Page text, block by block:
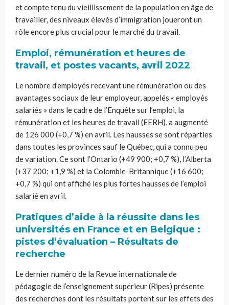
et compte tenu du vieillissement de la population en âge de
travailler, des niveaux élevés d’immigration joueront un
rôle encore plus crucial pour le marché du travail.
Emploi, rémunération et heures de
travail, et postes vacants, avril 2022
Le nombre d’employés recevant une rémunération ou des
avantages sociaux de leur employeur, appelés « employés
salariés » dans le cadre de l’Enquête sur l’emploi, la
rémunération et les heures de travail (EERH), a augmenté
de 126 000 (+0,7 %) en avril. Les hausses se sont réparties
dans toutes les provinces sauf le Québec, qui a connu peu
de variation. Ce sont l’Ontario (+49 900; +0,7 %), l’Alberta
(+37 200; +1,9 %) et la Colombie-Britannique (+16 600;
+0,7 %) qui ont affiché les plus fortes hausses de l’emploi
salarié en avril.
Pratiques d’aide à la réussite dans les
universités en France et en Belgique :
pistes d’évaluation – Résultats de
recherche
Le dernier numéro de la Revue internationale de
pédagogie de l’enseignement supérieur (Ripes) présente
des recherches dont les résultats portent sur les effets des